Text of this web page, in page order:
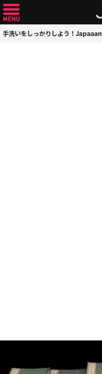
手洗いをしっかりしよう！Japaaan